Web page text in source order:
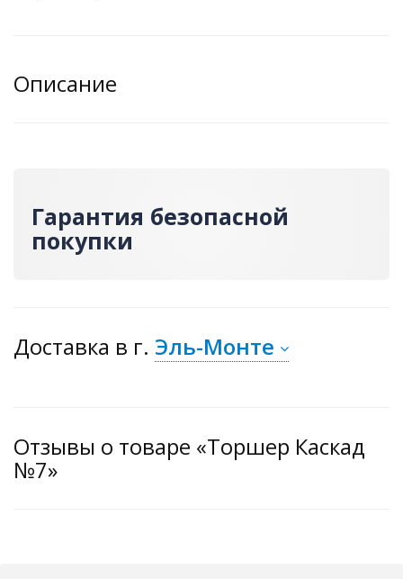
Описание
Гарантия безопасной
покупки
Доставка в г. Эль-Монте
Отзывы о товаре «Торшер Каскад
№7»